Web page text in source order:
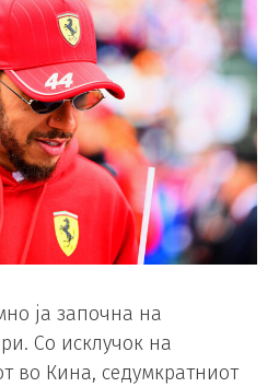
ја започна на
Со исклучок на
во Кина, седумкратниот